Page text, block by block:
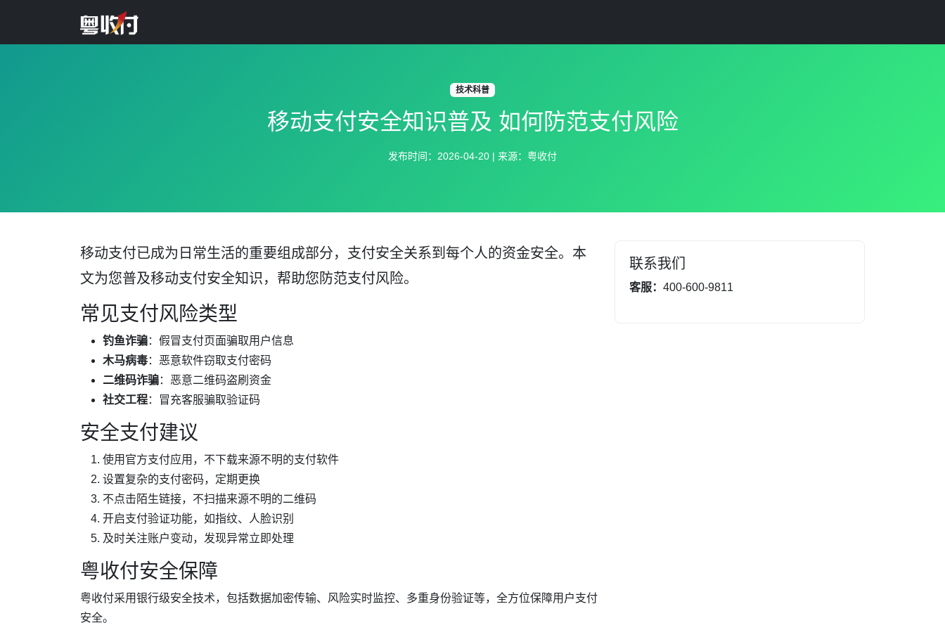
技术科普
移动支付安全知识普及 如何防范支付风险
发布时间：2026-04-20 | 来源：粤收付
移动支付已成为日常生活的重要组成部分，支付安全关系到每个人的资金安全。本
文为您普及移动支付安全知识，帮助您防范支付风险。
常见支付风险类型
钓鱼诈骗：假冒支付页面骗取用户信息
木马病毒：恶意软件窃取支付密码
二维码诈骗：恶意二维码盗刷资金
社交工程：冒充客服骗取验证码
安全支付建议
使用官方支付应用，不下载来源不明的支付软件
设置复杂的支付密码，定期更换
不点击陌生链接，不扫描来源不明的二维码
开启支付验证功能，如指纹、人脸识别
及时关注账户变动，发现异常立即处理
粤收付安全保障
粤收付采用银行级安全技术，包括数据加密传输、风险实时监控、多重身份验证等，全方位保障用户支付
安全。
联系我们
客服： 400-600-9811